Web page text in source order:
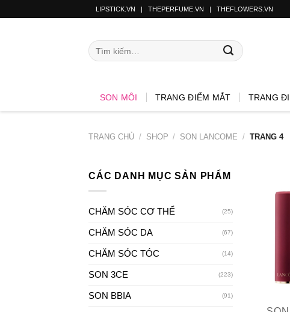
LIPSTICK.VN | THEPERFUME.VN | THEFLOWERS.VN
SON MÔI TRANG ĐIỂM MẮT TRANG
TRANG CHỦ / SHOP / SON LANCOME / TRANG 4
CÁC DANH MỤC SẢN PHẨM
CHĂM SÓC CƠ THỂ (25)
CHĂM SÓC DA (67)
CHĂM SÓC TÓC (14)
SON 3CE (223)
SON BBIA (91)